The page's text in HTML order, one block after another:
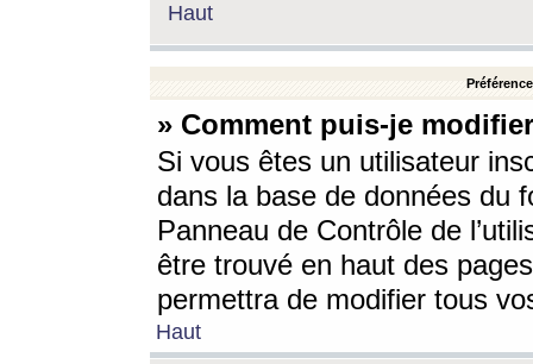
Haut
» Comment puis-je
Si vous êtes un utilisateur
dans la base de données du
Panneau de Contrôle de
être trouvé en haut des
permettra de modifier tous
Haut